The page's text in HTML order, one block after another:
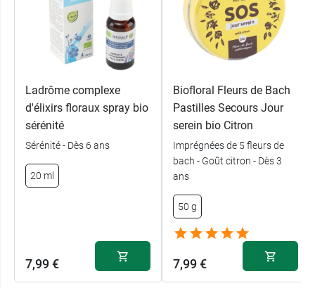
Ladrôme complexe
d'élixirs floraux spray bio
sérénité
Sérénité - Dès 6 ans
20 ml
7,99 €
Biofloral Fleurs de Bach
Pastilles Secours Jour
serein bio Citron
Imprégnées de 5 fleurs de
bach - Goût citron - Dès 3
ans
50 g
7,99 €